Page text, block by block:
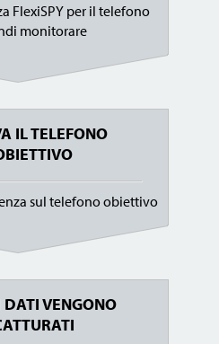
FlexiSPY per il telefono
monitorare
IL TELEFONO
sul telefono obiettivo
VENGONO